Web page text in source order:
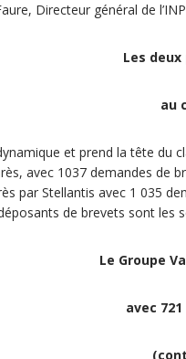
Directeur général de
Les
au
et prend la tête du
avec 1037 demandes de
par Stellantis avec 1 035
de brevets sont les
Le Groupe
avec